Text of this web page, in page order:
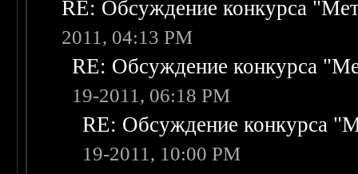
RE: Обсуждение конкурса
2011, 04:13 PM
RE: Обсуждение конкурса
19-2011, 06:18 PM
RE: Обсуждение конкурса
19-2011, 10:00 PM